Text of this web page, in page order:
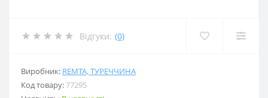
Відгуки: (0)
Виробник: REMTA, ТУРЕЧЧИНА
Код товару:77295